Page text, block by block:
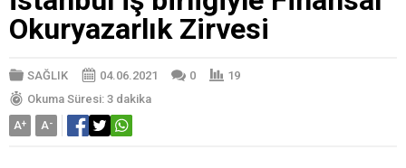
Okuryazarlık Zirvesi
SAĞLIK 04.06.2021 0
19
Okuma Süresi: 3 dakika
A+ A-